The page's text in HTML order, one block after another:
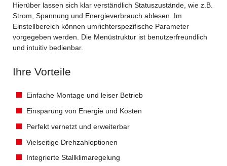
Hierüber lassen sich klar verständlich Statuszustände, wie z.B.
Strom, Spannung und Energieverbrauch ablesen. Im
Einstellbereich können umrichterspezifische Parameter
vorgegeben werden. Die Menüstruktur ist benutzerfreundlich
und intuitiv bedienbar.
Ihre Vorteile
Einfache Montage und leiser Betrieb
Einsparung von Energie und Kosten
Perfekt vernetzt und erweiterbar
Vielseitige Drehzahloptionen
Integrierte Stallklimaregelung